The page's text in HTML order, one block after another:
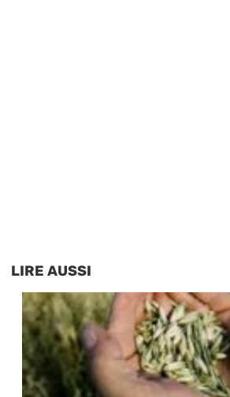
LIRE AUSSI